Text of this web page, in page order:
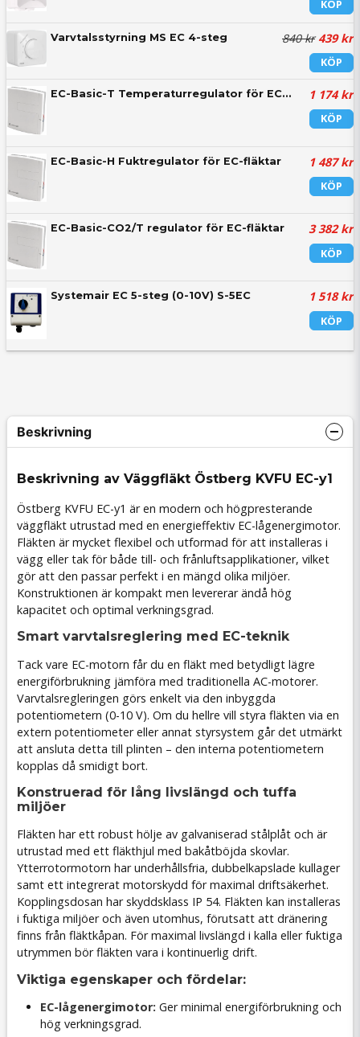
KÖP
Varvtalsstyrning MS EC 4-steg 840 kr439 kr
KÖP
EC-Basic-T Temperaturregulator för EC-fläktar 1 174 kr
KÖP
EC-Basic-H Fuktregulator för EC-fläktar 1 487 kr
KÖP
EC-Basic-CO2/T regulator för EC-fläktar 3 382 kr
KÖP
Systemair EC 5-steg (0-10V) S-5EC 1 518 kr
KÖP
Beskrivning
Beskrivning av Väggfläkt Östberg KVFU EC-y1
Östberg KVFU EC-y1 är en modern och högpresterande
väggfläkt utrustad med en energieffektiv EC-lågenergimotor.
Fläkten är mycket flexibel och utformad för att installeras i
vägg eller tak för både till- och frånluftsapplikationer, vilket
gör att den passar perfekt i en mängd olika miljöer.
Konstruktionen är kompakt men levererar ändå hög
kapacitet och optimal verkningsgrad.
Smart varvtalsreglering med EC-teknik
Tack vare EC-motorn får du en fläkt med betydligt lägre
energiförbrukning jämföra med traditionella AC-motorer.
Varvtalsregleringen görs enkelt via den inbyggda
potentiometern (0-10 V). Om du hellre vill styra fläkten via en
extern potentiometer eller annat styrsystem går det utmärkt
att ansluta detta till plinten – den interna potentiometern
kopplas då smidigt bort.
Konstruerad för lång livslängd och tuffa
miljöer
Fläkten har ett robust hölje av galvaniserad stålplåt och är
utrustad med ett fläkthjul med bakåtböjda skovlar.
Ytterrotormotorn har underhållsfria, dubbelkapslade kullager
samt ett integrerat motorskydd för maximal driftsäkerhet.
Kopplingsdosan har skyddsklass IP 54. Fläkten kan installeras
i fuktiga miljöer och även utomhus, förutsatt att dränering
finns från fläktkåpan. För maximal livslängd i kalla eller fuktiga
utrymmen bör fläkten vara i kontinuerlig drift.
Viktiga egenskaper och fördelar:
EC-lågenergimotor: Ger minimal energiförbrukning och
hög verkningsgrad.